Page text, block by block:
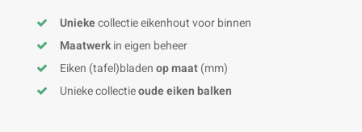
Uniekecollectie eikenhout voor binnen
Maatwerkin eigen beheer
Eiken (tafel)bladenop maat(mm)
Unieke collectieoude eiken balken